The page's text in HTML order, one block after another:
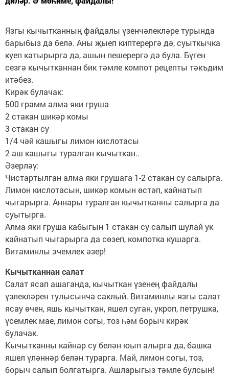
Язгы кычытканның файдалы үзенчәлекләре турында
барыбыз да белә. Аны җыеп киптерергә дә, суыткычка
куеп катырырга да, ашын пешерергә дә була. Бүген
сезгә кычытканнан бик тәмле компот рецепты тәкъдим
итәбез.
Кирәк булачак:
500 грамм алма яки груша
2 стакан шикәр комы
3 стакан су
1/4 чәй кашыгы лимон кислотасы
2 аш кашыгы туралган кычыткан..
Әзерләү:
Чистартылган алма яки грушага 1-2 стакан су салырга.
Лимон кислотасын, шикәр комын өстәп, кайнатып
чыгарырга. Аннары туралган кычытканны салырга да
суытырга.
Алма яки груша кабыгын 1 стакан су салып шулай ук
кайнатып чыгарырга да сөзеп, компотка кушарга.
Витаминлы эчемлек әзер!
Кычытканнан салат
Салат ясап ашаганда, кычыткан үзенең файдалы
үзлекләрен тулысынча саклый. Витаминлы язгы салат
ясау өчен, яшь кычыткан, яшел суган, укроп, петрушка,
үсемлек мае, лимон согы, тоз һәм борыч кирәк
булачак.
Кычытканны кайнар су белән юып алырга да, башка
яшел үләннәр белән турарга. Май, лимон согы, тоз,
борыч салып болгатырга. Ашларыгыз тәмле булсын!